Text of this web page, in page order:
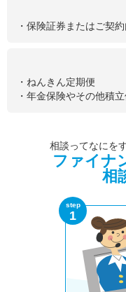
・保険証券またはご契
・ねんきん定期便
・年金保険やその他積
相談ってなにを
ファイナ
相
step
1